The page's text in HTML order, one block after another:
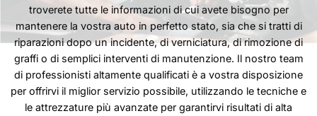
troverete tutte le informazioni di cui avete bisogno per
mantenere la vostra auto in perfetto stato, sia che si tratti di
riparazioni dopo un incidente, di verniciatura, di rimozione di
graffi o di semplici interventi di manutenzione. Il nostro team
di professionisti altamente qualificati è a vostra disposizione
per offrirvi il miglior servizio possibile, utilizzando le tecniche e
le attrezzature più avanzate per garantirvi risultati di alta